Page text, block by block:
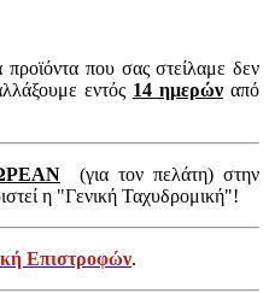
που σας στείλαμε δεν
εντός 14 ημερώναπό
(για τον πελάτη) στην
η "Γενική Ταχυδρομική"!
Επιστροφών.